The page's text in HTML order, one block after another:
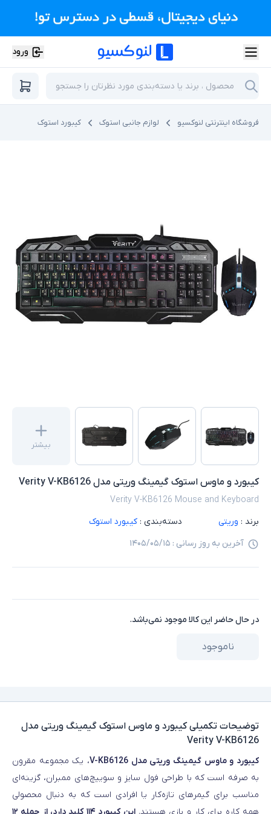
ورود
فروشگاه اینترنتی لنوکسیو لوازم جانبی استوک کیبورد استوک
بیشتر
کیبورد و ماوس استوک گیمینگ وریتی مدل Verity V-KB6126
Verity V-KB6126 Mouse and Keyboard
برند : وریتی دسته‌بندی : کیبورد استوک
آخرین به روز رسانی : ۱۴۰۵/۰۵/۱۵
در حال حاضر این کالا موجود نمی‌باشد.
ناموجود
توضیحات تکمیلیکیبورد و ماوس استوک گیمینگ وریتی مدل
Verity V-KB6126
کیبورد و ماوس گیمینگ وریتی مدل V-KB6126
، یک مجموعه مقرون‌
به‌ صرفه است که با طراحی فول‌ سایز و سوییچ‌های ممبران، گزینه‌ای
مناسب برای گیمرهای تازه‌کار یا افرادی است که به دنبال محصولی